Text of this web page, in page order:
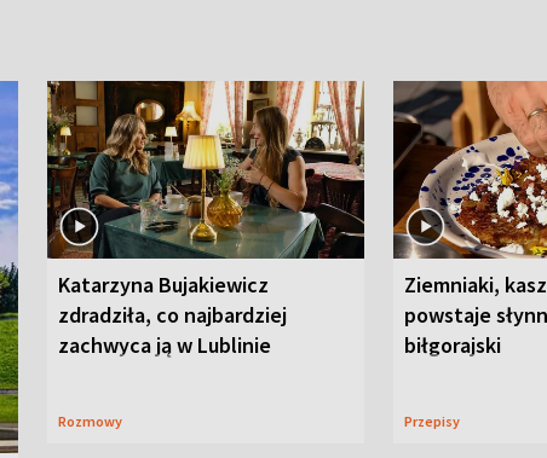
Katarzyna Bujakiewicz
zdradziła, co najbardziej
zachwyca ją w Lublinie
Rozmowy
Ziemniaki,
powstaje
biłgorajski
Przepisy